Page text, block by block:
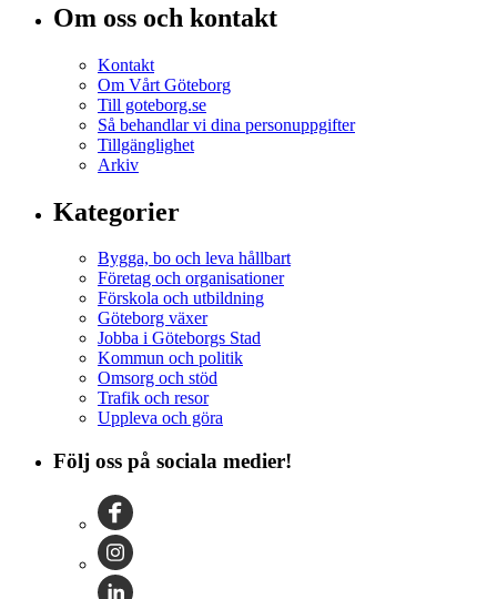
Om oss och kontakt
Kontakt
Om Vårt Göteborg
Till goteborg.se
Så behandlar vi dina personuppgifter
Tillgänglighet
Arkiv
Kategorier
Bygga, bo och leva hållbart
Företag och organisationer
Förskola och utbildning
Göteborg växer
Jobba i Göteborgs Stad
Kommun och politik
Omsorg och stöd
Trafik och resor
Uppleva och göra
Följ oss på sociala medier!